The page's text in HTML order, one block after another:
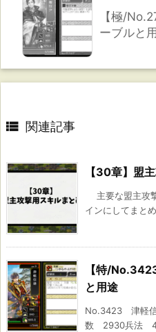
【極/
ーブルと
 関連記事
【30章】盟
主要な盟主攻
インにしてまと
【特/
と用途
No.3423 津軽
数 2930兵法